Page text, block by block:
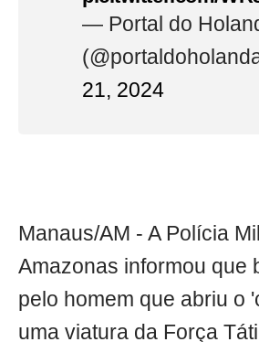
— Portal do
21, 2024
Manaus/AM - A Polícia
Amazonas informou que
pelo homem que abriu o
uma viatura da Força